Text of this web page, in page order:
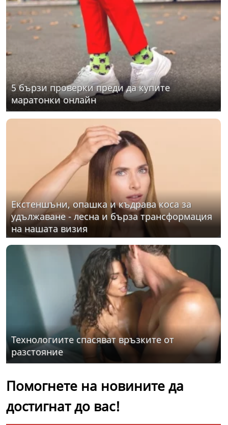
5 бързи проверки преди да купите
маратонки онлайн
Екстеншъни, опашка и къдрава коса за
удължаване - лесна и бърза трансформация
на нашата визия
Технологиите спасяват връзките от
разстояние
Помогнете на новините да
достигнат до вас!